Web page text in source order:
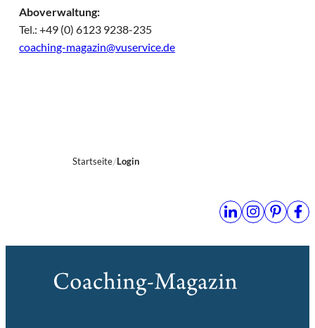
Aboverwaltung:
Tel.: +49 (0) 6123 9238-235
coaching-magazin@vuservice.de
Startseite Login